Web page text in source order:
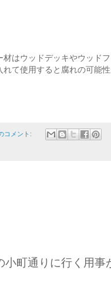
はウッドデッキやウッド
て使用すると腐れの可能
コメント:
小町通りに行く用